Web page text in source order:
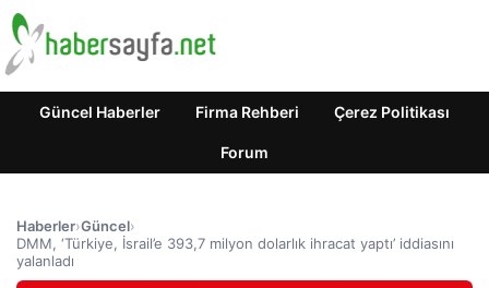
Güncel Haberler Firma Rehberi Çerez Politikası
Forum
Haberler›Güncel›
DMM, ‘Türkiye, İsrail’e 393,7 milyon dolarlık ihracat yaptı’ iddiasını
yalanladı